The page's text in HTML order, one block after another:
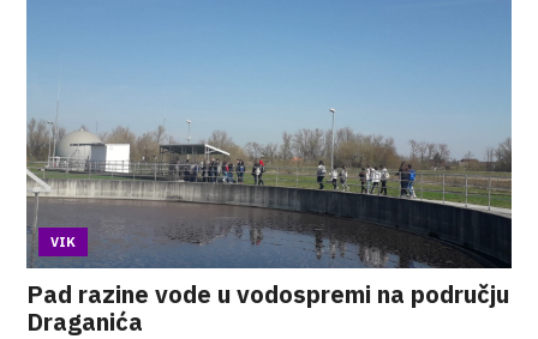
VIK
Pad razine vode u vodospremi na području
Draganića